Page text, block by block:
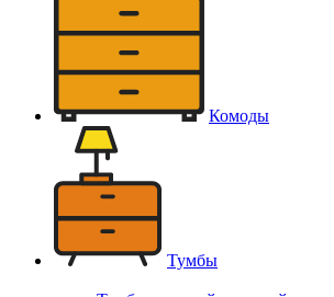
Комоды
Тумбы